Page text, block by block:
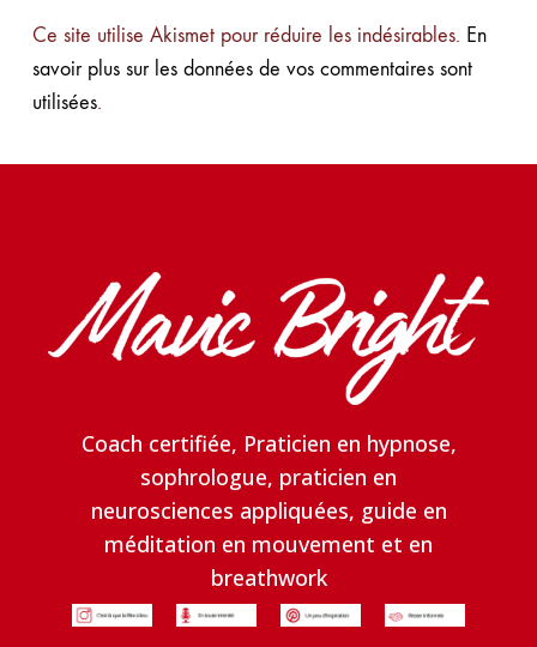
Ce site utilise Akismet pour réduire les indésirables. En
savoir plus sur les données de vos commentaires sont
utilisées.
Coach certifiée, Praticien en hypnose,
sophrologue, praticien en
neurosciences appliquées, guide en
méditation en mouvement et en
breathwork